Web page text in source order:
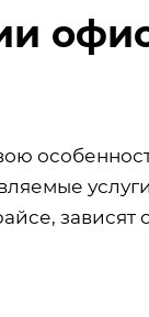
зависят